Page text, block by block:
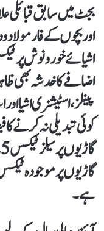
بجٹ میںسابق
اوربچوں کے فارمولا
اشیائے خورونوش پر
اضافے کا خدشہ بھی
پینلز، اسٹیشنری اشیا
کوئی تبدیلی نہ کرنے
گاڑیوں پر سیلز ٹیکس 25 فیصد تک بڑھائے جانے
گاڑیوں پر موجودہ
ہے۔